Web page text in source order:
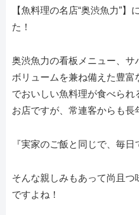
【魚料理の名店“奥渋魚力”
た！
奥渋魚力の看板メニュー、サ
ボリュームを兼ね備えた豊
でおいしい魚料理が食べら
お店ですが、常連客からも長
『実家のご飯と同じで、毎日
そんな親しみもあって尚且
ですよね！